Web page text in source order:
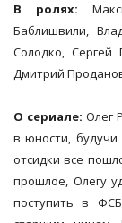
В ролях:
Баблишвили,
Солодко, Сергей
Дмитрий
О сериале: Олег
в юности, будучи
отсидки все
прошлое, Олегу
поступить в